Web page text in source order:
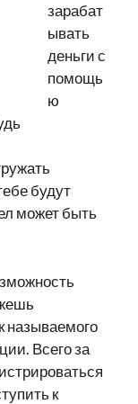
зарабат
ывать
деньги с
помощь
ю
будут
может быть
называемого
Всего за
к